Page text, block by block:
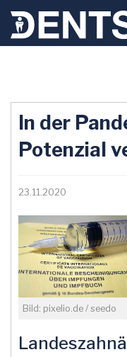
springen
In der
Potenzial
23.11.2020
Bild: pixelio.de / seedo